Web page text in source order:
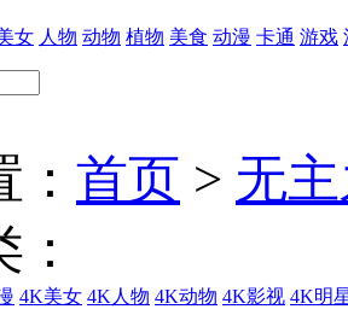
女 人物 动物 植物 美食 动漫 卡通 游戏
首页 > 无
4K美女 4K人物 4K动物 4K影视 4K明